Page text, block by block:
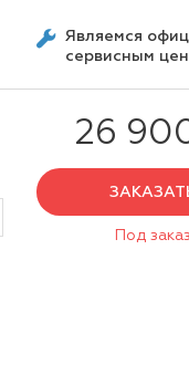
Являемся
сервисным
26
Под заказ